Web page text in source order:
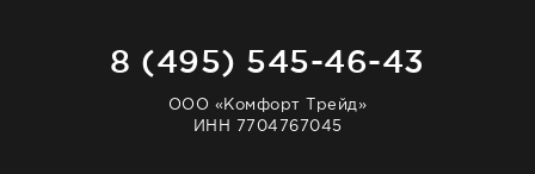
8 (495) 545-46-43
ООО «Комфорт Трейд»
ИНН 7704767045